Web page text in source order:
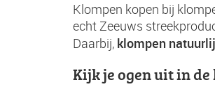
Klompen kopen bij
echt Zeeuws
Daarbij, klompen
Kijk je ogen uit in